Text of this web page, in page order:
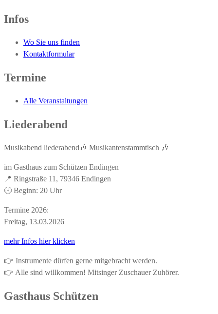
Infos
Wo Sie uns finden
Kontaktformular
Termine
Alle Veranstaltungen
Liederabend
Musikabend liederabend🎶 Musikantenstammtisch 🎶
im Gasthaus zum Schützen Endingen
📍 Ringstraße 11, 79346 Endingen
🕕 Beginn: 20 Uhr
Termine 2026:
Freitag, 13.03.2026
mehr Infos hier klicken
👉 Instrumente dürfen gerne mitgebracht werden.
👉 Alle sind willkommen! Mitsinger Zuschauer Zuhörer.
Gasthaus Schützen